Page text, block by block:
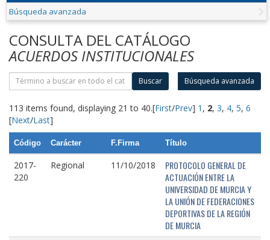
Búsqueda avanzada
CONSULTA DEL CATÁLOGO
ACUERDOS INSTITUCIONALES
Buscar Búsqueda avanzada
113 items found, displaying 21 to 40.[First/Prev] 1 , 2, 3, 4, 5, 6
[Next/Last]
Código Carácter F.Firma Título
2017-
220
Regional 11/10/2018
PROTOCOLO GENERAL DE
ACTUACIÓN ENTRE LA
UNIVERSIDAD DE MURCIA Y
LA UNIÓN DE FEDERACIONES
DEPORTIVAS DE LA REGIÓN
DE MURCIA